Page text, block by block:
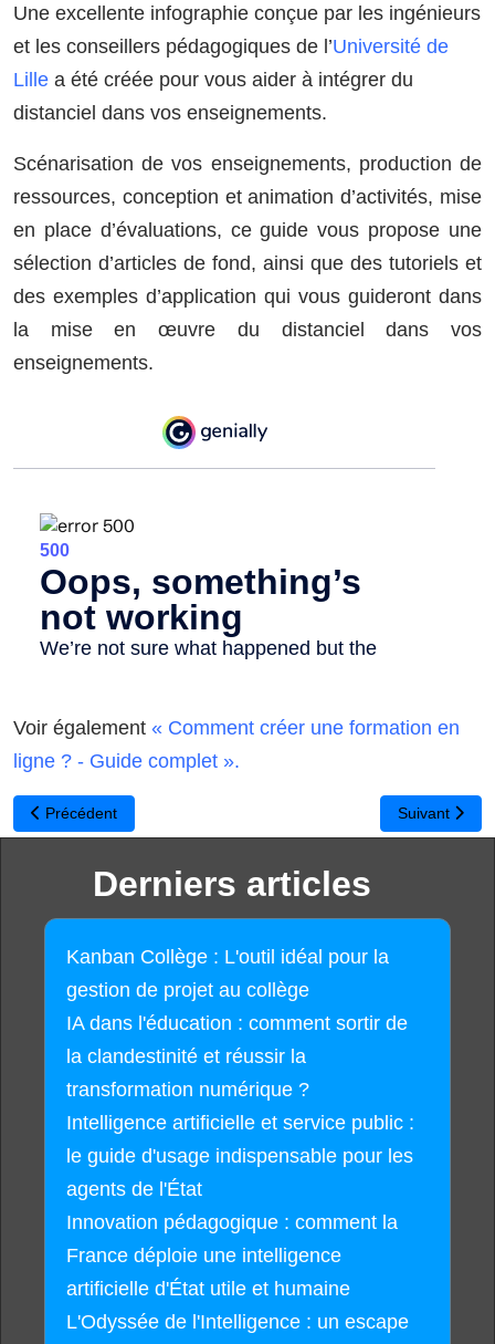
Une excellente infographie conçue par les ingénieurs
et les conseillers pédagogiques de l’Université de
Lille a été créée pour vous aider à intégrer du
distanciel dans vos enseignements.
Scénarisation de vos enseignements, production de
ressources, conception et animation d’activités, mise
en place d’évaluations, ce guide vous propose une
sélection d’articles de fond, ainsi que des tutoriels et
des exemples d’application qui vous guideront dans
la mise en œuvre du distanciel dans vos
enseignements.
Voir également « Comment créer une formation en
ligne ? - Guide complet ».
Article précédent : Simplifier votre enseignement avec les outils
Précédent Article
Suivant
Derniers articles
Kanban Collège : L'outil idéal pour la
gestion de projet au collège
IA dans l'éducation : comment sortir de
la clandestinité et réussir la
transformation numérique ?
Intelligence artificielle et service public :
le guide d'usage indispensable pour les
agents de l'État
Innovation pédagogique : comment la
France déploie une intelligence
artificielle d'État utile et humaine
L'Odyssée de l'Intelligence : un escape